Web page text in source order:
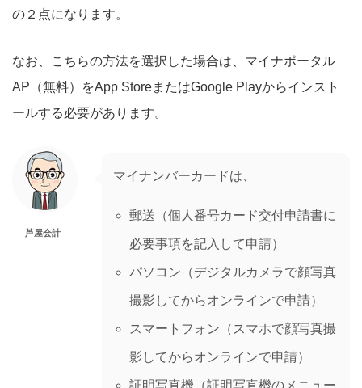
の２点になります。
なお、こちらの方法を選択した場合は、マイナポータル
AP（無料）をApp StoreまたはGoogle Playからインスト
ールする必要があります。
芦屋会計
マイナンバーカードは、
郵送（個人番号カード交付申請書に
必要事項を記入して申請）
パソコン（デジタルカメラで顔写真
撮影してからオンラインで申請）
スマートフォン（スマホで顔写真撮
影してからオンラインで申請）
証明写真機（証明写真機のメニュー